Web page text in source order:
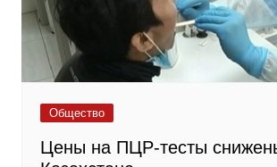
Общество
Цены на ПЦР-тесты